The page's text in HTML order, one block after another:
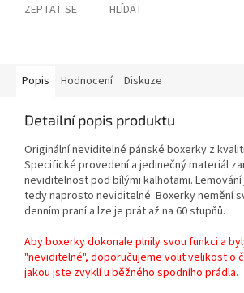
ZEPTAT SE HLÍDAT
Popis Hodnocení Diskuze
Detailní popis produktu
Originální neviditelné pánské boxerky z
Specifické provedení a jedinečný materiál
neviditelnost pod bílými kalhotami.
tedy naprosto neviditelné. Boxerky nemění
denním praní a lze je prát až na 60 stupňů.
Aby boxerky dokonale plnily svou funkci a
"neviditelné", doporučujeme volit velikost o
jakou jste zvyklí u běžného spodního prádla.